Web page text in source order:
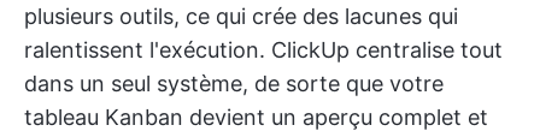
plusieurs outils, ce qui crée des lacunes qui
ralentissent l'exécution. ClickUp centralise tout
dans un seul système, de sorte que votre
tableau Kanban devient un aperçu complet et